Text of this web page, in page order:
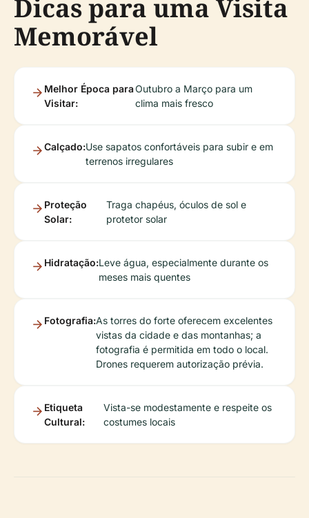
Dicas para uma Visita
Memorável
Melhor Época para
Visitar:
Outubro a Março para um
clima mais fresco
Calçado:Use sapatos confortáveis para subir e em
terrenos irregulares
Proteção
Solar:
Traga chapéus, óculos de sol e
protetor solar
Hidratação:Leve água, especialmente durante os
meses mais quentes
Fotografia:As torres do forte oferecem excelentes
vistas da cidade e das montanhas; a
fotografia é permitida em todo o local.
Drones requerem autorização prévia.
Etiqueta
Cultural:
Vista-se modestamente e respeite os
costumes locais